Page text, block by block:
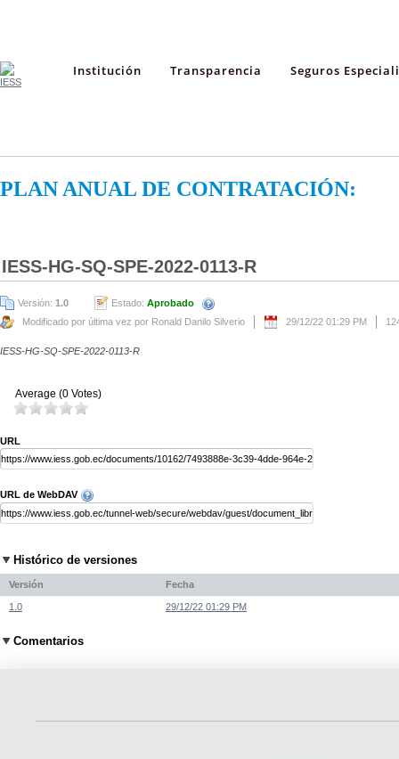
Institución Transparencia Seguros
PLAN ANUAL DE CONTRATACIÓN:
IESS-HG-SQ-SPE-2022-0113-R
Versión: 1.0 Estado: Aprobado
Modificado por última vez por Ronald Danilo Silverio
29/12/22 01:29 PM
IESS-HG-SQ-SPE-2022-0113-R
Average (0 Votes)
URL
URL de WebDAV
Histórico de versiones
Versión Fecha
1.0 29/12/22 01:29 PM
Comentarios